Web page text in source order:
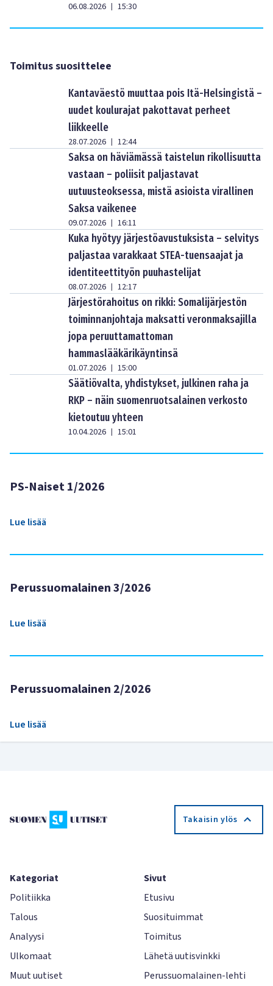
06.08.2026 | 15:30
Toimitus suosittelee
Kantaväestö muuttaa pois Itä-Helsingistä –
uudet koulurajat pakottavat perheet
liikkeelle
28.07.2026 | 12:44
Saksa on häviämässä taistelun rikollisuutta
vastaan – poliisit paljastavat
uutuusteoksessa, mistä asioista virallinen
Saksa vaikenee
09.07.2026 | 16:11
Kuka hyötyy järjestöavustuksista – selvitys
paljastaa varakkaat STEA-tuensaajat ja
identiteettityön puuhastelijat
08.07.2026 | 12:17
Järjestörahoitus on rikki: Somalijärjestön
toiminnanjohtaja maksatti veronmaksajilla
jopa peruuttamattoman
hammaslääkärikäyntinsä
01.07.2026 | 15:00
Säätiövalta, yhdistykset, julkinen raha ja
RKP – näin suomenruotsalainen verkosto
kietoutuu yhteen
10.04.2026 | 15:01
PS-Naiset 1/2026
Lue lisää
Perussuomalainen 3/2026
Lue lisää
Perussuomalainen 2/2026
Lue lisää
Takaisin ylös
Kategoriat
Politiikka
Talous
Analyysi
Ulkomaat
Muut uutiset
Sivut
Etusivu
Suosituimmat
Toimitus
Lähetä uutisvinkki
Perussuomalainen-lehti